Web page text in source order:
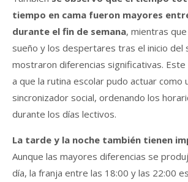
tiempo en cama fueron mayores
durante el fin de semana, mientras
sueño y los despertares tras el inicio del
mostraron diferencias significativas.
a que la rutina escolar pudo actuar como
sincronizador social, ordenando los
durante los días lectivos.
La tarde y la noche también tienen
Aunque las mayores diferencias se
día, la franja entre las 18:00 y las 22:00